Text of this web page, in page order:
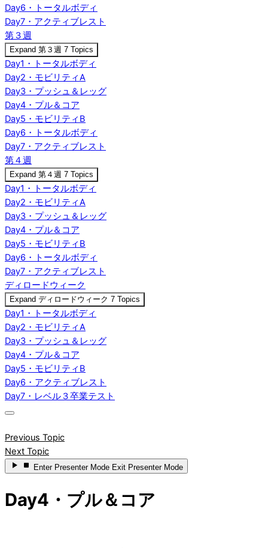
Day6・トータルボディ
Day7・アクティブレスト
第３週
Expand 第３週 7 Topics
Day1・トータルボディ
Day2・モビリティA
Day3・プッシュ＆レッグ
Day4・プル＆コア
Day5・モビリティB
Day6・トータルボディ
Day7・アクティブレスト
第４週
Expand 第４週 7 Topics
Day1・トータルボディ
Day2・モビリティA
Day3・プッシュ＆レッグ
Day4・プル＆コア
Day5・モビリティB
Day6・トータルボディ
Day7・アクティブレスト
ディロードウィーク
Expand ディロードウィーク 7 Topics
Day1・トータルボディ
Day2・モビリティA
Day3・プッシュ＆レッグ
Day4・プル＆コア
Day5・モビリティB
Day6・アクティブレスト
Day7・レベル３卒業テスト
Previous Topic
Next Topic
Enter Presenter Mode Exit Presenter Mode
Day4・プル＆コア